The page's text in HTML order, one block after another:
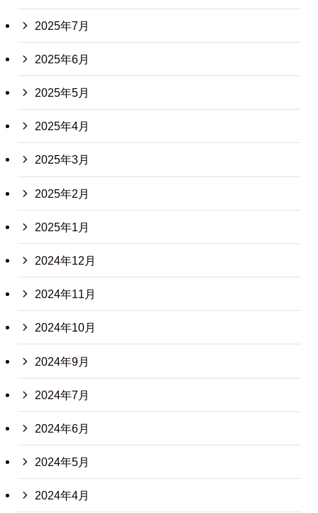
2025年7月
2025年6月
2025年5月
2025年4月
2025年3月
2025年2月
2025年1月
2024年12月
2024年11月
2024年10月
2024年9月
2024年7月
2024年6月
2024年5月
2024年4月